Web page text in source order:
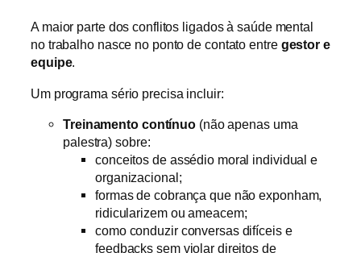
A maior parte dos conflitos ligados à saúde mental
no trabalho nasce no ponto de contato entre gestor e
equipe.
Um programa sério precisa incluir:
Treinamento contínuo (não apenas uma
palestra) sobre:
conceitos de assédio moral individual e
organizacional;
formas de cobrança que não exponham,
ridicularizem ou ameacem;
como conduzir conversas difíceis e
feedbacks sem violar direitos de